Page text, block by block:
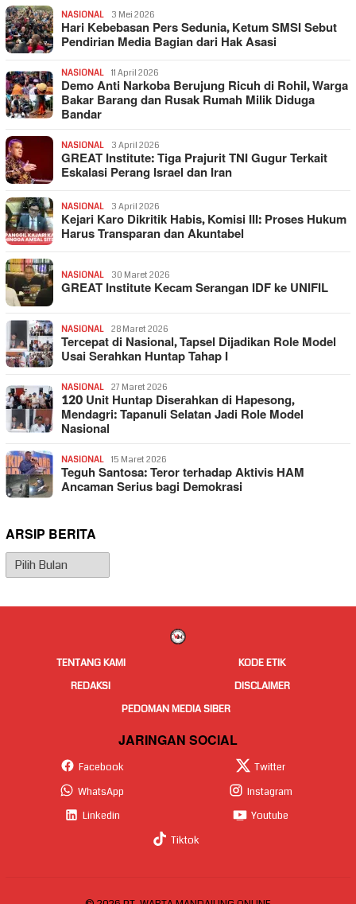
NASIONAL 3 Mei 2026
Hari Kebebasan Pers Sedunia, Ketum SMSI Sebut
Pendirian Media Bagian dari Hak Asasi
NASIONAL 11 April 2026
Demo Anti Narkoba Berujung Ricuh di Rohil, Warga
Bakar Barang dan Rusak Rumah Milik Diduga
Bandar
NASIONAL 3 April 2026
GREAT Institute: Tiga Prajurit TNI Gugur Terkait
Eskalasi Perang Israel dan Iran
NASIONAL 3 April 2026
Kejari Karo Dikritik Habis, Komisi III: Proses Hukum
Harus Transparan dan Akuntabel
NASIONAL 30 Maret 2026
GREAT Institute Kecam Serangan IDF ke UNIFIL
NASIONAL 28 Maret 2026
Tercepat di Nasional, Tapsel Dijadikan Role Model
Usai Serahkan Huntap Tahap I
NASIONAL 27 Maret 2026
120 Unit Huntap Diserahkan di Hapesong,
Mendagri: Tapanuli Selatan Jadi Role Model
Nasional
NASIONAL 15 Maret 2026
Teguh Santosa: Teror terhadap Aktivis HAM
Ancaman Serius bagi Demokrasi
ARSIP BERITA
Arsip
Berita
TENTANG KAMI
KODE ETIK
REDAKSI
DISCLAIMER
PEDOMAN MEDIA SIBER
JARINGAN SOCIAL
Facebook
Twitter
WhatsApp
Instagram
Linkedin
Youtube
Tiktok